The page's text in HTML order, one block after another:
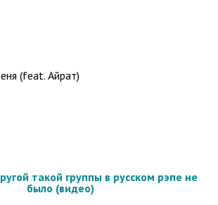
(feat. Айрат)
такой группы в русском рэпе не
было (видео)